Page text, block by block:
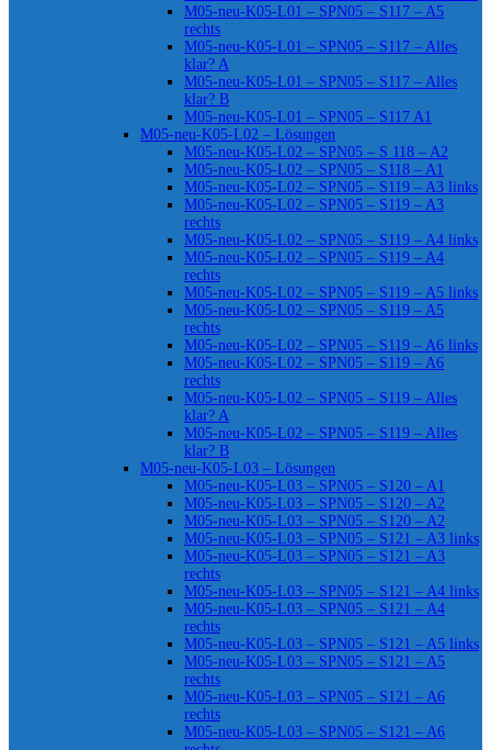
M05-neu-K05-L01 – SPN05 – S117 – A5
rechts
M05-neu-K05-L01 – SPN05 – S117 – Alles
klar? A
M05-neu-K05-L01 – SPN05 – S117 – Alles
klar? B
M05-neu-K05-L01 – SPN05 – S117 A1
M05-neu-K05-L02 – Lösungen
M05-neu-K05-L02 – SPN05 – S 118 – A2
M05-neu-K05-L02 – SPN05 – S118 – A1
M05-neu-K05-L02 – SPN05 – S119 – A3 links
M05-neu-K05-L02 – SPN05 – S119 – A3
rechts
M05-neu-K05-L02 – SPN05 – S119 – A4 links
M05-neu-K05-L02 – SPN05 – S119 – A4
rechts
M05-neu-K05-L02 – SPN05 – S119 – A5 links
M05-neu-K05-L02 – SPN05 – S119 – A5
rechts
M05-neu-K05-L02 – SPN05 – S119 – A6 links
M05-neu-K05-L02 – SPN05 – S119 – A6
rechts
M05-neu-K05-L02 – SPN05 – S119 – Alles
klar? A
M05-neu-K05-L02 – SPN05 – S119 – Alles
klar? B
M05-neu-K05-L03 – Lösungen
M05-neu-K05-L03 – SPN05 – S120 – A1
M05-neu-K05-L03 – SPN05 – S120 – A2
M05-neu-K05-L03 – SPN05 – S120 – A2
M05-neu-K05-L03 – SPN05 – S121 – A3 links
M05-neu-K05-L03 – SPN05 – S121 – A3
rechts
M05-neu-K05-L03 – SPN05 – S121 – A4 links
M05-neu-K05-L03 – SPN05 – S121 – A4
rechts
M05-neu-K05-L03 – SPN05 – S121 – A5 links
M05-neu-K05-L03 – SPN05 – S121 – A5
rechts
M05-neu-K05-L03 – SPN05 – S121 – A6
rechts
M05-neu-K05-L03 – SPN05 – S121 – A6